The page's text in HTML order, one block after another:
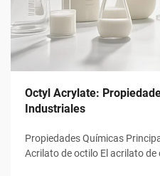
Octyl Acrylate:
Industriales
Propiedades Químicas
Acrilato de octilo El acrilato